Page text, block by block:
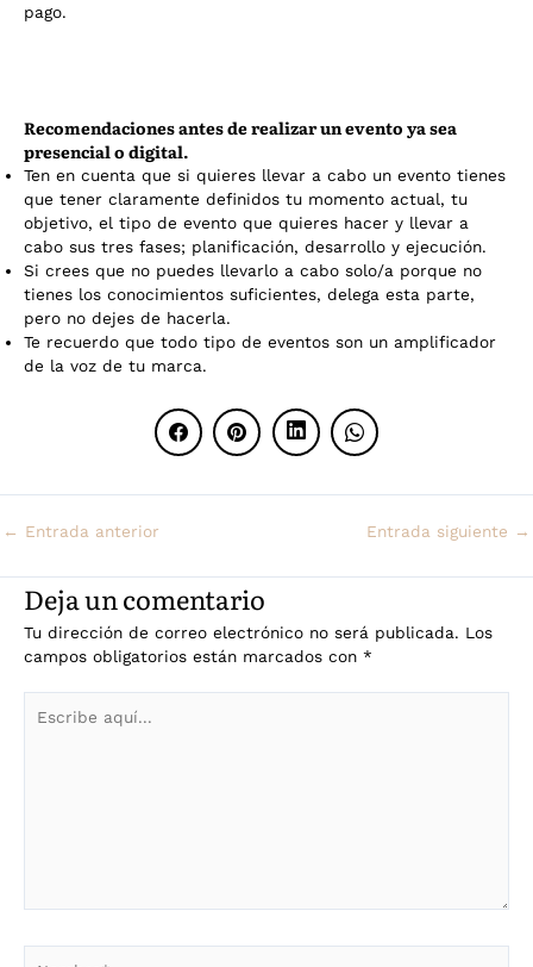
pago.
Recomendaciones antes de realizar un evento ya sea
presencial o digital.
Ten en cuenta que si quieres llevar a cabo un evento tienes
que tener claramente definidos tu momento actual, tu
objetivo, el tipo de evento que quieres hacer y llevar a
cabo sus tres fases; planificación, desarrollo y ejecución.
Si crees que no puedes llevarlo a cabo solo/a porque no
tienes los conocimientos suficientes, delega esta parte,
pero no dejes de hacerla.
Te recuerdo que todo tipo de eventos son un amplificador
de la voz de tu marca.
← Entrada anterior Entrada siguiente →
Deja un comentario
Tu dirección de correo electrónico no será publicada. Los
campos obligatorios están marcados con *
aquí...